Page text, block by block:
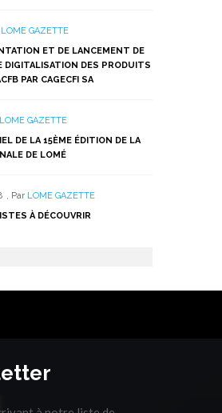
LOME GAZETTE
ET DE LANCEMENT DE
DIGITALISATION DES PRODUITS
PAR CAGECFI SA
LOME GAZETTE
DE LA 15ÈME ÉDITION DE LA
DE LOMÉ
, Par LOME GAZETTE
À DÉCOUVRIR